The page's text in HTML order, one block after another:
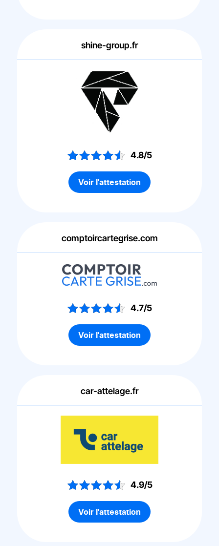
shine-group.fr
4.8/5
Voir l'attestation
comptoircartegrise.com
4.7/5
Voir l'attestation
car-attelage.fr
4.9/5
Voir l'attestation